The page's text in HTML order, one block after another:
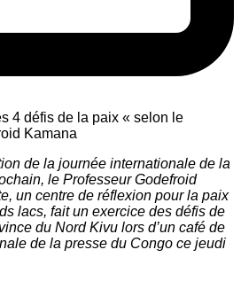
de la journée internationale de la
le Professeur Godefroid
un centre de réflexion pour la paix
lacs, fait un exercice des défis de
du Nord Kivu lors d’un café de
de la presse du Congo ce jeudi